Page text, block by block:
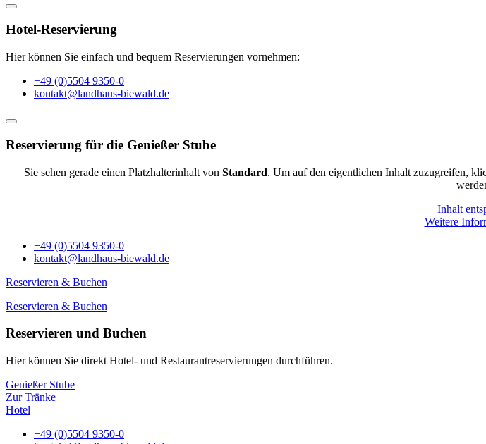
Hotel-Reservierung
Hier können Sie einfach und bequem Reservierungen vornehmen:
+49 (0)5504 9350-0
kontakt@landhaus-biewald.de
Reservierung für die Genießer Stube
Sie sehen gerade einen Platzhalterinhalt von Standard. Um auf den eigentlichen Inhalt zuzugreifen,
Inhalt
Weitere
+49 (0)5504 9350-0
kontakt@landhaus-biewald.de
Reservieren & Buchen
Reservieren & Buchen
Reservieren und Buchen
Hier können Sie direkt Hotel- und Restaurantreservierungen durchführen.
Genießer Stube
Zur Tränke
Hotel
+49 (0)5504 9350-0